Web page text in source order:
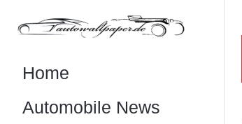
Home
Automobile News